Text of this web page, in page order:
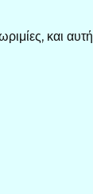
και αυτή